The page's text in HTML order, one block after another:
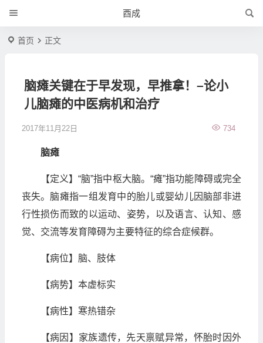
酉成
首页 正文
脑瘫关键在于早发现，早推拿！–论小
儿脑瘫的中医病机和治疗
2017年11月22日 734
脑瘫
【定义】“脑”指中枢大脑。“瘫”指功能障碍或完全
丧失。脑瘫指一组发育中的胎儿或婴幼儿因脑部非进
行性损伤而致的以运动、姿势，以及语言、认知、感
觉、交流等发育障碍为主要特征的综合症候群。
【病位】脑、肢体
【病势】本虚标实
【病性】寒热错杂
【病因】家族遗传，先天禀赋异常，怀胎时因外